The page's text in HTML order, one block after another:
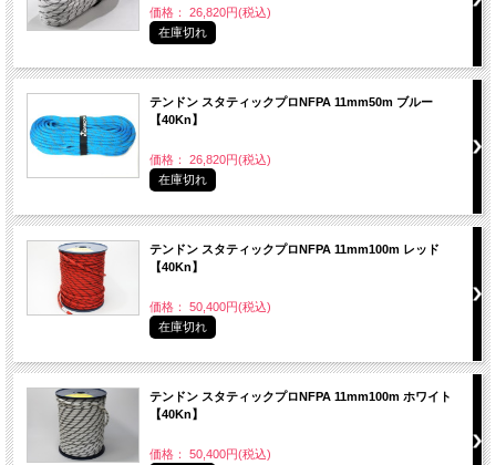
価格： 26,820円(税込)
在庫切れ
テンドン スタティックプロNFPA 11mm50m ブルー
【40Kn】
価格： 26,820円(税込)
在庫切れ
テンドン スタティックプロNFPA 11mm100m レッド
【40Kn】
価格： 50,400円(税込)
在庫切れ
テンドン スタティックプロNFPA 11mm100m ホワイト
【40Kn】
価格： 50,400円(税込)